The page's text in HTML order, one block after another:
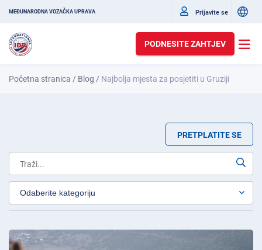
MEĐUNARODNA VOZAČKA UPRAVA Prijavite se
PODNESITE ZAHTJEV
Početna stranica / Blog / Najbolja mjesta za posjetiti u Gruziji
PRETPLATITE SE